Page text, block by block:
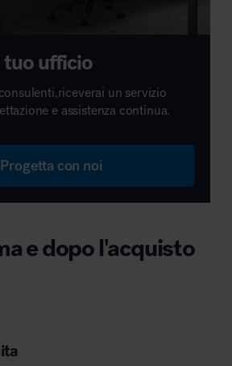
ufficio
un servizio
e assistenza continua.
Progetta con noi
e dopo l'acquisto